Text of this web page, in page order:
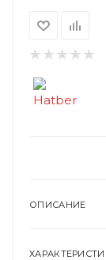
ОПИСАНИЕ